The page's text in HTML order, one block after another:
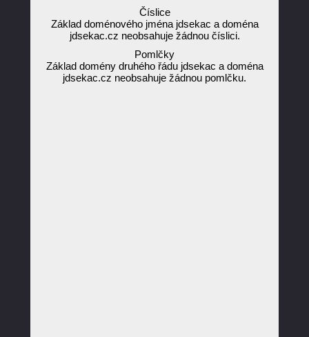
Číslice
Základ doménového jména jdsekac a doména
jdsekac.cz neobsahuje žádnou číslici.
Pomlčky
Základ domény druhého řádu jdsekac a doména
jdsekac.cz neobsahuje žádnou pomlčku.